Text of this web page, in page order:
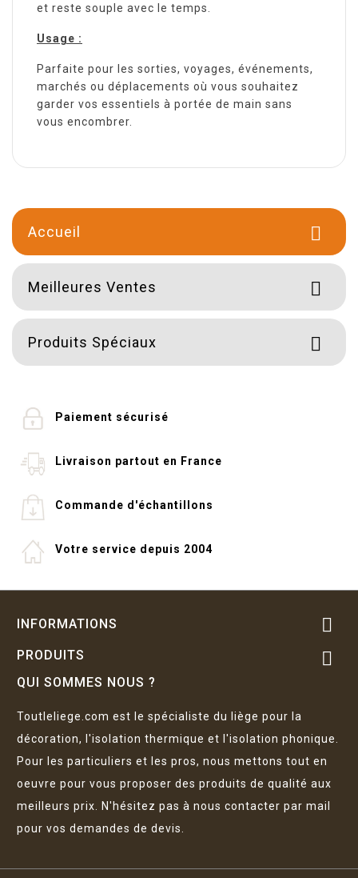
et reste souple avec le temps.
Usage :
Parfaite pour les sorties, voyages, événements,
marchés ou déplacements où vous souhaitez
garder vos essentiels à portée de main sans
vous encombrer.
Accueil 
Meilleures Ventes 
Produits Spéciaux 
Paiement sécurisé
Livraison partout en France
Commande d'échantillons
Votre service depuis 2004
INFORMATIONS 
PRODUITS 
QUI SOMMES NOUS ?
Toutleliege.com est le spécialiste du liège pour la
décoration, l'isolation thermique et l'isolation phonique.
Pour les particuliers et les pros, nous mettons tout en
oeuvre pour vous proposer des produits de qualité aux
meilleurs prix. N'hésitez pas à nous contacter par mail
pour vos demandes de devis.